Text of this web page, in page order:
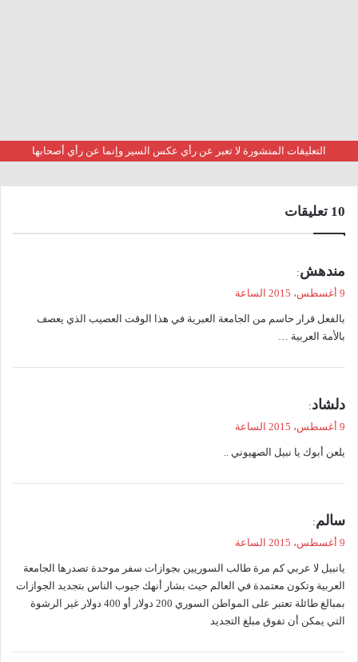
التعليقات المنشورة لا تعبر عن رأي عكس السير وإنما عن رأي أصحابها
‫10 تعليقات
ل
مندهش:
9 أغسطس، 2015 الساعة
بالفعل قرار حاسم من الجامعة العبرية في هذا الوقت العصيب الذي يعصف
بالأمة العربية …
ي
ل
دلشاد:
9 أغسطس، 2015 الساعة
يلعن أبوك يا نبيل الصهيوني ..
ي
ل
سالم :
9 أغسطس، 2015 الساعة
يانبيل لا عربي كم مرة طالب السوريين بجوازات سفر موحدة تصدرها الجامعة
العربية وتكون معتمدة في العالم حيث بشار أنهك جيوب الناس بتجديد الجوازات
بمبالغ طائلة تعتبر على المواطن السوري 200 دولار أو 400 دولار غير الرشوة
التي يمكن أن تفوق مبلغ التجديد